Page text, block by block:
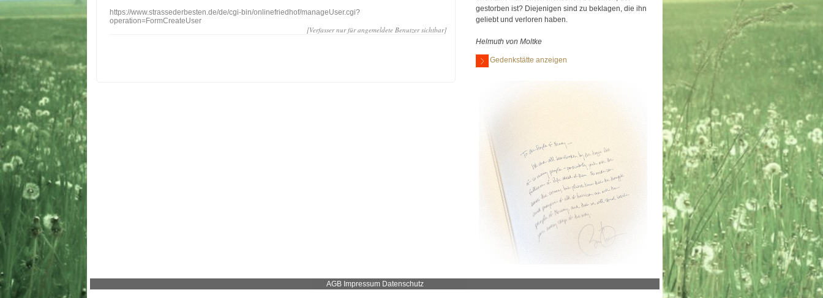
https://www.strassederbesten.de/de/cgi-bin/onlinefriedhof/manageUser.cgi?
operation=FormCreateUser
[Verfasser nur für angemeldete Benutzer sichtbar]
gestorben ist? Diejenigen sind zu beklagen, die ihn
geliebt und verloren haben.
Helmuth von Moltke
Gedenkstätte anzeigen
AGB Impressum Datenschutz